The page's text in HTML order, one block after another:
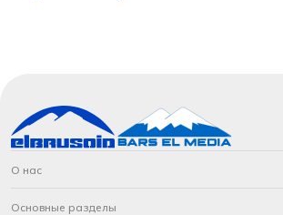
О нас
Основные разделы